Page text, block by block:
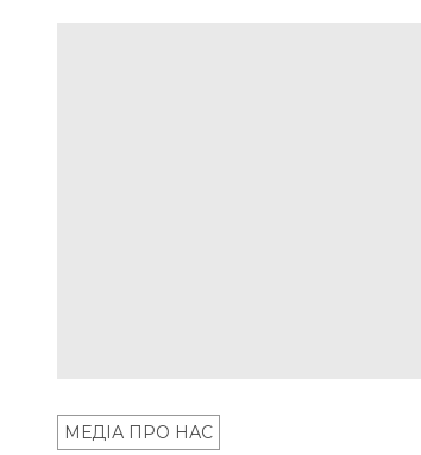
МЕДІА ПРО НАС